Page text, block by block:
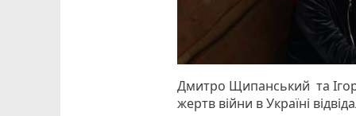
Дмитро Щипанський та
жертв війни в Україні